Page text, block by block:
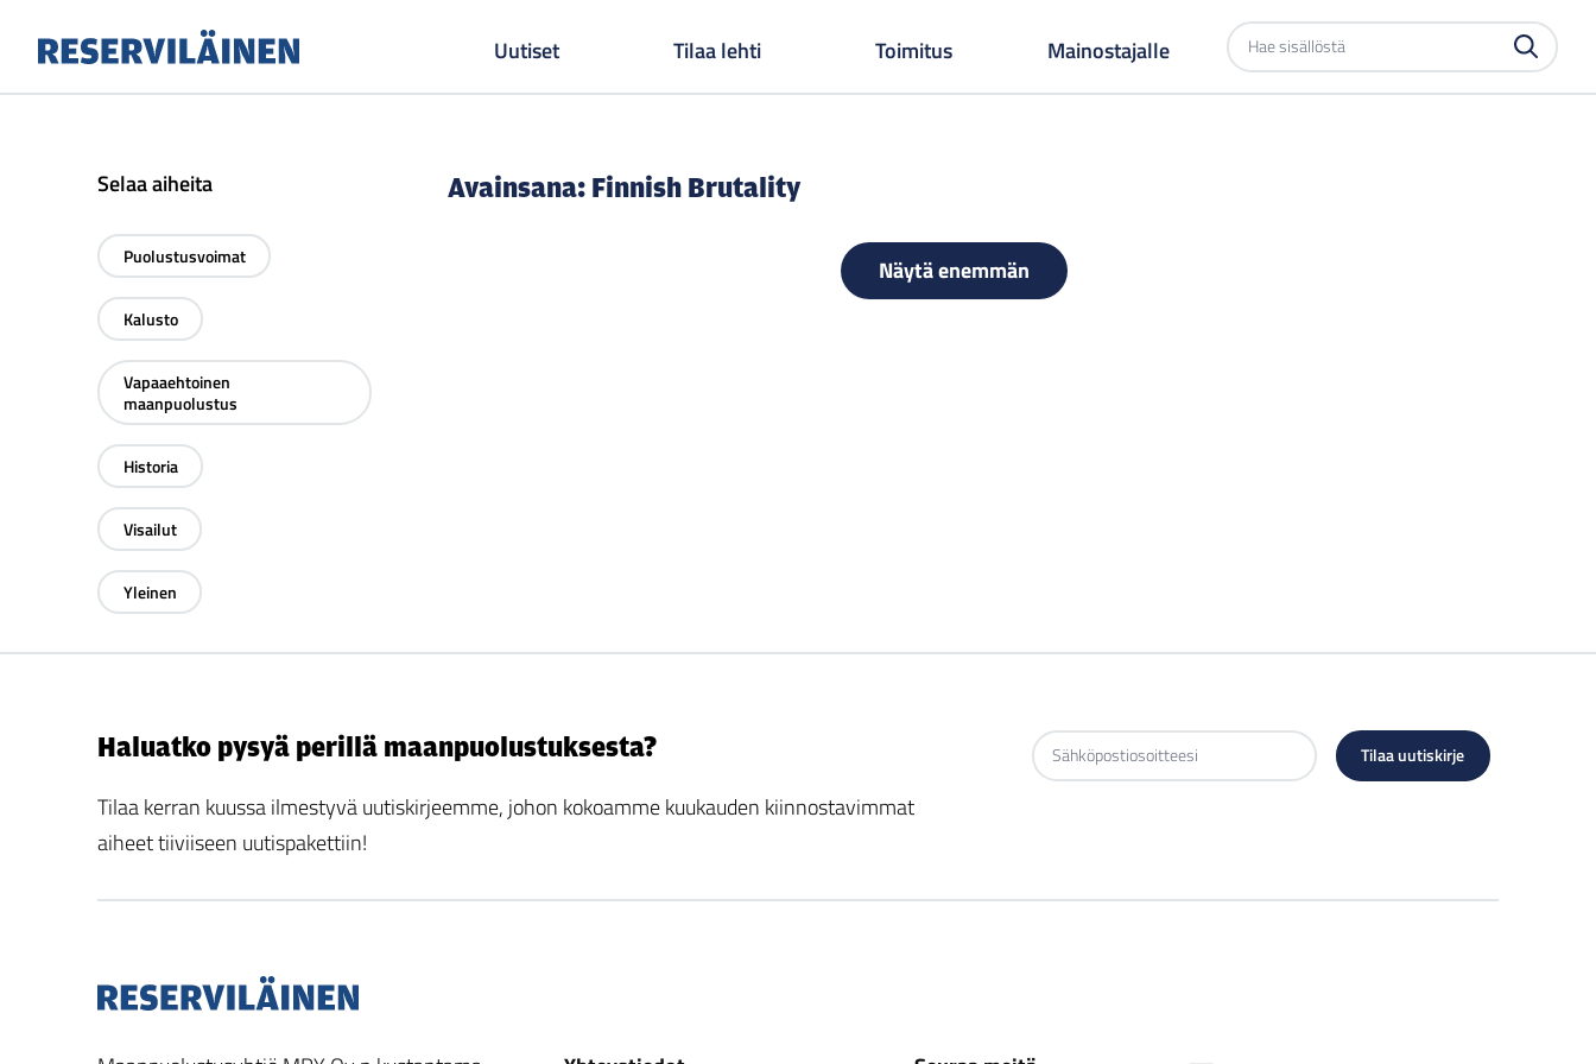
Uutiset Tilaa lehti Toimitus Mainostajalle
Etsi
sivustolta
Selaa aiheita
Selaa
artikkeleita
kategorian
mukaan:
Puolustusvoimat
Selaa
artikkeleita
kategorian
mukaan:
Kalusto
Selaa
artikkeleita
kategorian
mukaan:
Vapaaehtoinen
maanpuolustus
Selaa
artikkeleita
kategorian
mukaan:
Historia
Selaa
artikkeleita
kategorian
mukaan:
Visailut
Selaa
artikkeleita
Yleinen
Avainsana: Finnish Brutality
Näytä enemmän
Haluatko pysyä perillä maanpuolustuksesta?
Tilaa kerran kuussa ilmestyvä uutiskirjeemme, johon kokoamme kuukauden kiinnostavimmat
aiheet tiiviiseen uutispakettiin!